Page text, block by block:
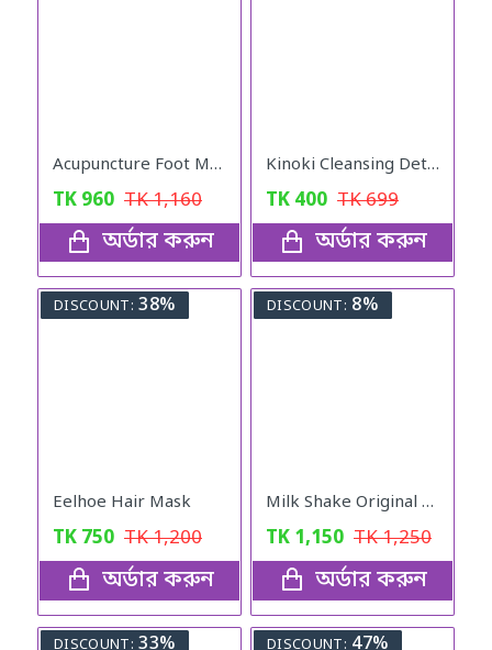
Acupuncture Foot Massager
TK 960 TK1,160
অর্ডার করুন
Kinoki Cleansing Detox Foot Pad
TK 400 TK699
অর্ডার করুন
DISCOUNT: 38%
Eelhoe Hair Mask
TK 750 TK1,200
অর্ডার করুন
DISCOUNT: 8%
Milk Shake Original for Healthy Weight
TK 1,150 TK1,250
অর্ডার করুন
DISCOUNT: 33% DISCOUNT: 47%